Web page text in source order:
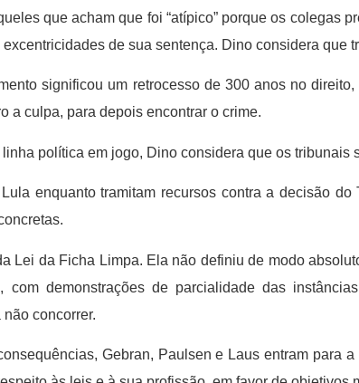
que acham que foi “atípico” porque os colegas
de sua sentença. Dino considera que
significou um retrocesso de 300 anos no
a culpa, para depois encontrar o crime.
linha política em jogo, Dino considera que os
enquanto tramitam recursos contra a decisão
Lei da Ficha Limpa. Ela não definiu de modo
com demonstrações de parcialidade das
concorrer.
Gebran, Paulsen e Laus entram para